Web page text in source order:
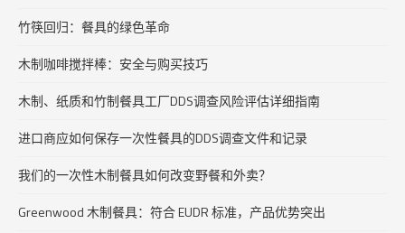
竹筷回归：餐具的绿色革命
木制咖啡搅拌棒：安全与购买技巧
木制、纸质和竹制餐具工厂DDS调查风险评估详细指南
进口商应如何保存一次性餐具的DDS调查文件和记录
我们的一次性木制餐具如何改变野餐和外卖？
Greenwood 木制餐具：符合 EUDR 标准，产品优势突出